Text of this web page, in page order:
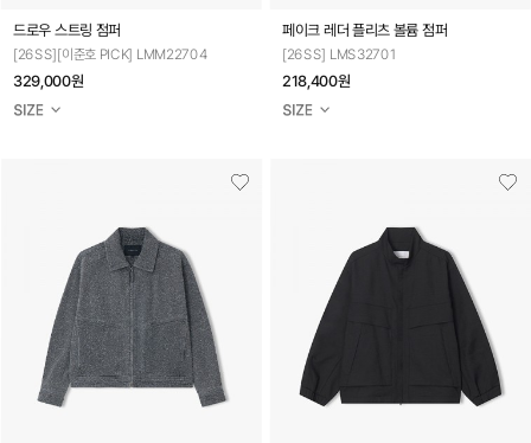
드로우 스트링 점퍼
[26SS][이준호 PICK] LMM22704
329,000원
페이크 레더 플리츠 볼륨 점퍼
[26SS] LMS32701
218,400원